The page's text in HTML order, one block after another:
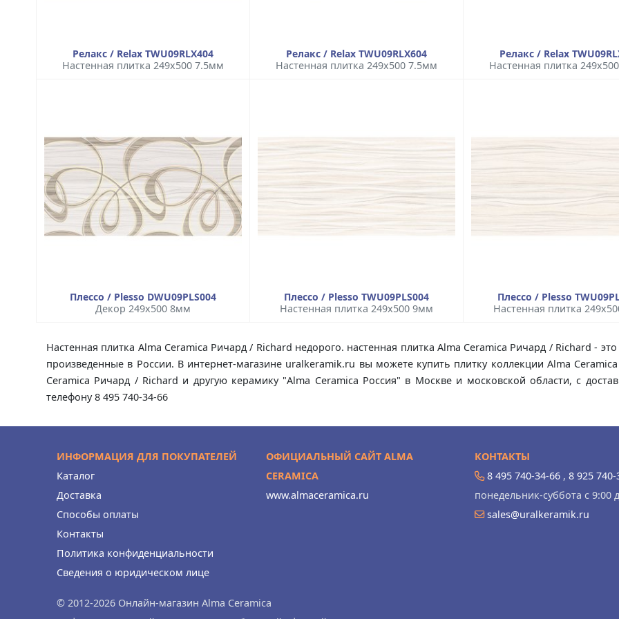
Релакс / Relax TWU09RLX404
Настенная плитка 249x500 7.5мм
Релакс / Relax TWU09RLX604
Настенная плитка 249x500 7.5мм
Релакс / Relax
Настенная плитка
Плессо / Plesso DWU09PLS004
Декор 249x500 8мм
Плессо / Plesso TWU09PLS004
Настенная плитка 249x500 9мм
Плессо / Plesso
Настенная плитка
Настенная плитка Alma Ceramica Ричард / Richard недорого. настенная плитка Alma Ceramica Ричард / Richard -
произведенные в России. В интернет-магазине uralkeramik.ru вы можете купить плитку коллекции Alma
Ceramica Ричард / Richard и другую керамику "Alma Ceramica Россия" в Москве и московской области, с
телефону 8 495 740-34-66
ИНФОРМАЦИЯ ДЛЯ ПОКУПАТЕЛЕЙ
Каталог
Доставка
Способы оплаты
Контакты
Политика конфиденциальности
Сведения о юридическом лице
ОФИЦИАЛЬНЫЙ САЙТ ALMA
CERAMICA
www.almaceramica.ru
КОНТАКТЫ
8 495 740-34-66 , 8 925 740-
понедельник-суббота с 9:00
sales@uralkeramik.ru
© 2012-2026 Онлайн-магазин Alma Ceramica